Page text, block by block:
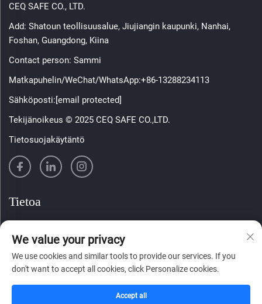
CEQ SAFE CO., LTD.
Add: Shatoun teollisuusalue, Jiujiangin kaupunki, Nanhai,
Foshan, Guangdong, Kiina
Contact person: Sammi
Matkapuhelin/WeChat/WhatsApp:+86-13288234113
Sähköposti:[email protected]
Tekijänoikeus © 2025 CEQ SAFE CO.,LTD.
Tietosuojakäytäntö
Tietoa
Lähetä
We value your privacy
We use cookies and similar tools to provide our services. If you
don't want to accept all cookies, click Personalize cookies.
Accept all